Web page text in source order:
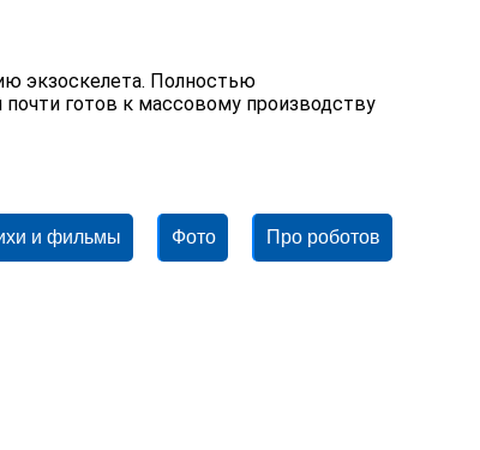
экзоскелета. Полностью
готов к массовому производству
и фильмы Фото Про роботов